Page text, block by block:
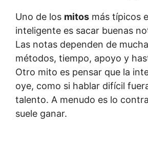
Uno de los mitos más típicos
inteligente es sacar buenas
Las notas dependen de
métodos, tiempo, apoyo y
Otro mito es pensar que la
oye, como si hablar difícil
talento. A menudo es lo
suele ganar.